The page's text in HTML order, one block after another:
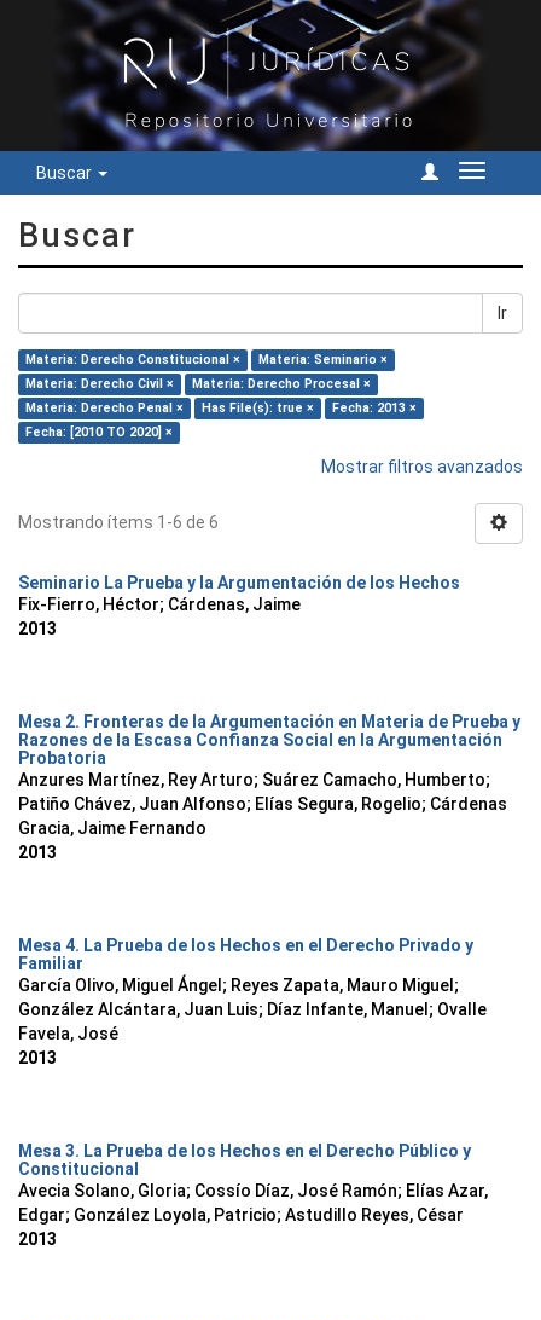
Buscar
Cambiar
Buscar
Ir
Materia: Derecho Constitucional ×
Materia: Seminario ×
Materia: Derecho Civil ×
Materia: Derecho Procesal ×
Materia: Derecho Penal ×
Has File(s): true ×
Fecha: 2013 ×
Fecha: [2010 TO 2020] ×
Mostrar filtros avanzados
Mostrando ítems 1-6 de 6
Seminario La Prueba y la Argumentación de los Hechos
Fix-Fierro, Héctor; Cárdenas, Jaime
2013
Mesa 2. Fronteras de la Argumentación en Materia de Prueba y
Razones de la Escasa Confianza Social en la Argumentación
Probatoria
Anzures Martínez, Rey Arturo; Suárez Camacho, Humberto;
Patiño Chávez, Juan Alfonso; Elías Segura, Rogelio; Cárdenas
Gracia, Jaime Fernando
2013
Mesa 4. La Prueba de los Hechos en el Derecho Privado y
Familiar
García Olivo, Miguel Ángel ; Reyes Zapata, Mauro Miguel ;
González Alcántara, Juan Luis; Díaz Infante, Manuel ; Ovalle
Favela, José
2013
Mesa 3. La Prueba de los Hechos en el Derecho Público y
Constitucional
Avecia Solano, Gloria; Cossío Díaz, José Ramón; Elías Azar,
Edgar; González Loyola, Patricio; Astudillo Reyes, César
2013